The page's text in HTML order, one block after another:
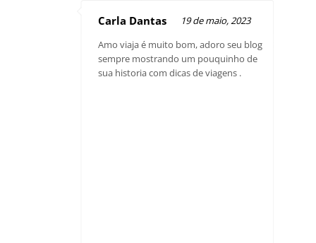
Carla Dantas
19 de maio, 2023
Amo viaja é muito bom, adoro seu blog
sempre mostrando um pouquinho de
sua historia com dicas de viagens .